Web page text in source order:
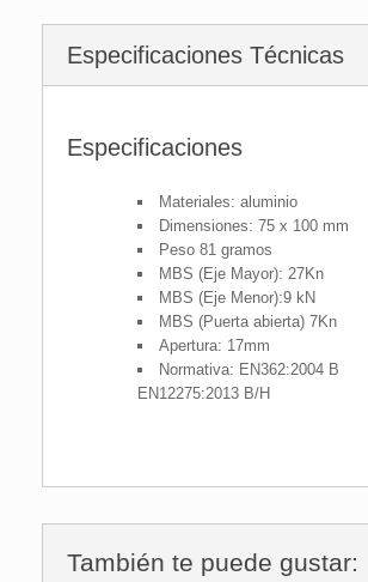
Especificaciones Técnicas
Especificaciones
Materiales: aluminio
Dimensiones: 75 x 100 mm
Peso 81 gramos
MBS (Eje ​​Mayor): 27Kn
MBS (Eje ​​Menor):9 kN
MBS (Puerta abierta) 7Kn
Apertura: 17mm
Normativa: EN362:2004 B
EN12275:2013 B/H
También te puede gustar: